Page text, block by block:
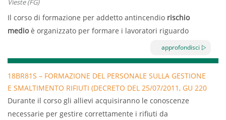
Orario: 09,00 – 13,00
Vieste (FG)
Il corso di formazione per addetto antincendio rischio
medioè organizzato per formare i lavoratori riguardo
, lotta
antincendioegestione delle emergenze.
Il corso prevede 8 ore di formazione ed è strutturato da un
parte teorica e da un addestramento pratico, durante i
quali ai corsisti sarà richiesto di dimostrare il loro livello di
comprensione dei contenuti del programma di
approfondisci
18BR81S – FORMAZIONE DEL PERSONALE SULLA GESTIONE
E SMALTIMENTO RIFIUTI (DECRETO DEL 25/07/2011, GU 220
DEL 21/09/2011)
Durante il corso gli allievi acquisiranno le conoscenze
necessarie per gestire correttamente i rifiuti da